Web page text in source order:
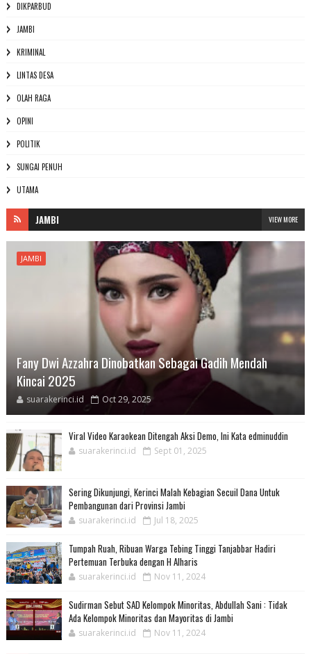
DIKPARBUD
JAMBI
KRIMINAL
LINTAS DESA
OLAH RAGA
OPINI
POLITIK
SUNGAI PENUH
UTAMA
JAMBI VIEW MORE
JAMBI
Fany Dwi Azzahra Dinobatkan Sebagai Gadih Mendah
Kincai 2025
suarakerinci.id Oct 29, 2025
Viral Video Karaokean Ditengah Aksi Demo, Ini Kata edminuddin
suarakerinci.id Sept 01, 2025
Sering Dikunjungi, Kerinci Malah Kebagian Secuil Dana Untuk
Pembangunan dari Provinsi Jambi
suarakerinci.id Jul 18, 2025
Tumpah Ruah, Ribuan Warga Tebing Tinggi Tanjabbar Hadiri
Pertemuan Terbuka dengan H Alharis
suarakerinci.id Nov 11, 2024
Sudirman Sebut SAD Kelompok Minoritas, Abdullah Sani : Tidak
Ada Kelompok Minoritas dan Mayoritas di Jambi
suarakerinci.id Nov 11, 2024